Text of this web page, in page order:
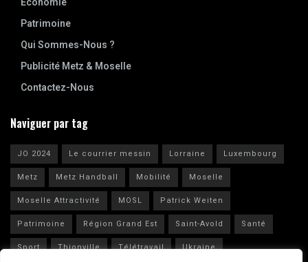
Patrimoine
Qui Sommes-Nous ?
Publicité Metz & Moselle
Contactez-Nous
Naviguer par tag
JO 2024 Le courrier messin Lorraine
Luxembourg
Metz
Metz Handball Mobilité
Moselle
Moselle Attractivité
MOSL
Patrick Weiten
Patrimoine
Région Grand Est Saint-Avold
Santé
Sport
Thionville Télétravail Ukraine